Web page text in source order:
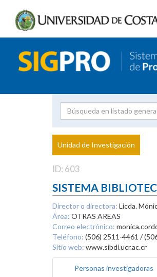
Proyecto
Unidad de Investigación
ID: 603
SISTEMA
Director o directora: Licda.
Área: OTRAS AREAS
Correo electrónico:
Teléfono: (506) 2511-4461 /
Sitio web: www.sibdi.ucr.ac.cr
Personas investigadoras